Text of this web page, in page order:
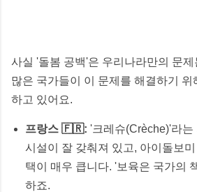
사실 '돌봄 공백'은 우리나라만의 문제
많은 국가들이 이 문제를 해결하기 위
하고 있어요.
프랑스 🇫🇷: '크레슈(Crèche)'라는
시설이 잘 갖춰져 있고, 아이돌보
택이 매우 큽니다. '보육은 국가의
하죠.